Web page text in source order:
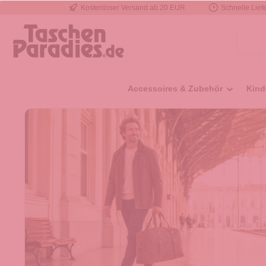
Zur Hauptnavigation springen
Kostenloser Versand ab 20 EUR Schnelle
Accessoires & Zubehör